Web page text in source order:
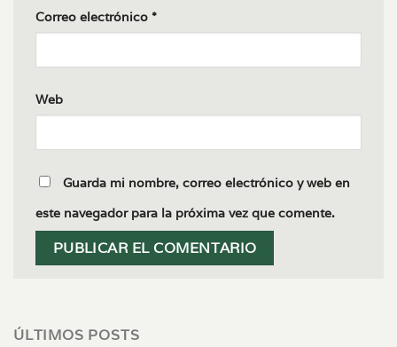
Correo electrónico *
Web
Guarda mi nombre, correo electrónico y web en
este navegador para la próxima vez que comente.
ÚLTIMOS POSTS